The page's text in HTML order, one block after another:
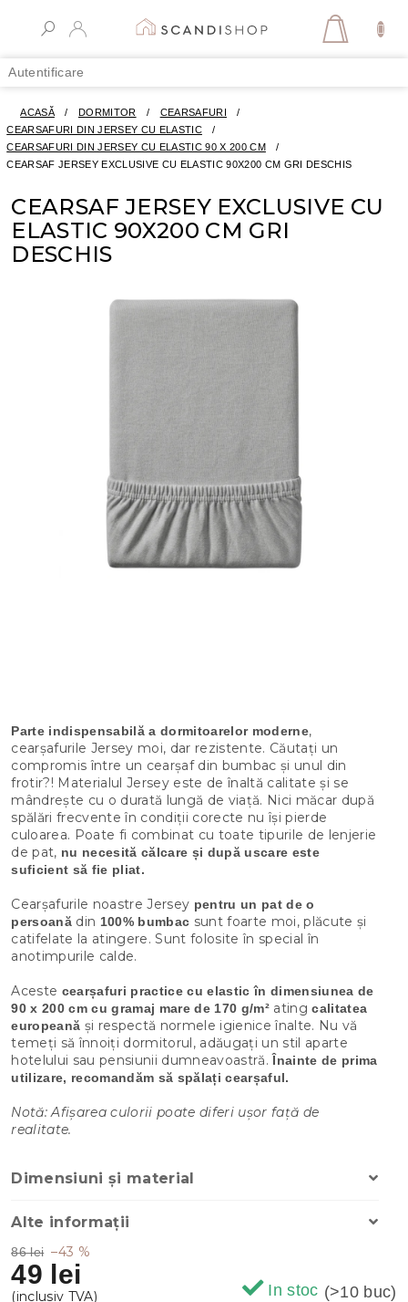
conținut
Autentificare
COŞ
ACASĂ / DORMITOR / CEARSAFURI
/
CEARSAFURI DIN JERSEY CU ELASTIC
/
CEARSAFURI DIN JERSEY CU ELASTIC 90 X 200 CM
/
CEARSAF JERSEY EXCLUSIVE CU ELASTIC 90X200 CM GRI DESCHIS
CEARSAF JERSEY EXCLUSIVE CU
ELASTIC 90X200 CM GRI
DESCHIS
86 lei –43 %
49 lei
In stoc (>10 buc)
Parte indispensabilă a dormitoarelor moderne,
cearșafurile Jersey moi, dar rezistente. Căutați un
compromis între un cearșaf din bumbac și unul din
frotir?! Materialul Jersey este de înaltă calitate și se
mândrește cu o durată lungă de viață. Nici măcar după
spălări frecvente în condiții corecte nu își pierde
culoarea. Poate fi combinat cu toate tipurile de lenjerie
de pat, nu necesită călcare și după uscare este
suficient să fie pliat.
Cearșafurile noastre Jersey pentru un pat de o
persoanădin 100% bumbac sunt foarte moi, plăcute și
catifelate la atingere. Sunt folosite în special în
anotimpurile calde.
Aceste cearșafuri practice cu elastic în dimensiunea de
90 x 200 cm cu gramaj mare de 170 g/m²atingcalitatea
europeană și respectă normele igienice înalte. Nu vă
temeți să înnoiți dormitorul, adăugați un stil aparte
hotelului sau pensiunii dumneavoastră.Înainte de prima
utilizare, recomandăm să spălați cearșaful.
Notă: Afișarea culorii poate diferi ușor față de
realitate.
Dimensiuni și material
Alte informații